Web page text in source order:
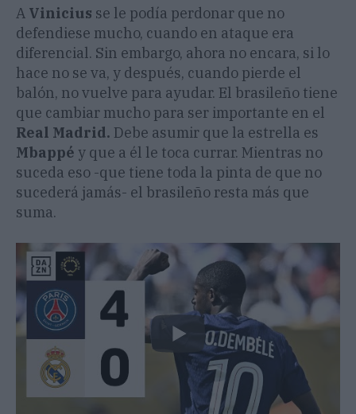
A Vinicius se le podía perdonar que no
defendiese mucho, cuando en ataque era
diferencial. Sin embargo, ahora no encara, si lo
hace no se va, y después, cuando pierde el
balón, no vuelve para ayudar. El brasileño tiene
que cambiar mucho para ser importante en el
Real Madrid. Debe asumir que la estrella es
Mbappé y que a él le toca currar. Mientras no
suceda eso -que tiene toda la pinta de que no
sucederá jamás- el brasileño resta más que
suma.